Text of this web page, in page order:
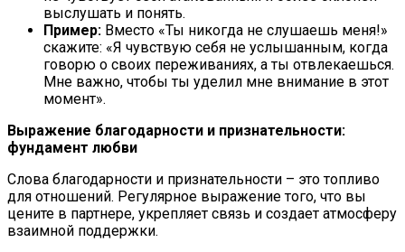
выслушать и понять.
Пример: Вместо «Ты никогда не слушаешь меня!»
скажите: «Я чувствую себя не услышанным, когда
говорю о своих переживаниях, а ты отвлекаешься.
Мне важно, чтобы ты уделил мне внимание в этот
момент».
Выражение благодарности и признательности:
фундамент любви
Слова благодарности и признательности – это топливо
для отношений. Регулярное выражение того, что вы
цените в партнере, укрепляет связь и создает атмосферу
взаимной поддержки.